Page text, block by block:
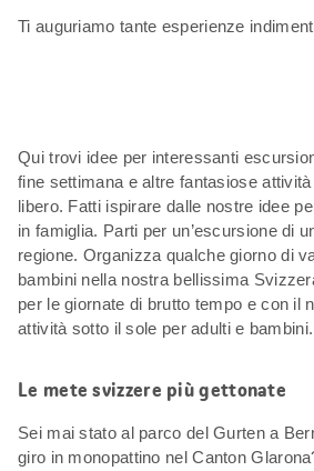
Ti auguriamo tante esperienze
Qui trovi idee per interessanti
fine settimana e altre fantasiose
libero. Fatti ispirare dalle nostre idee
in famiglia. Parti per un’escursione di
regione. Organizza qualche giorno di
bambini nella nostra bellissima
per le giornate di brutto tempo e con il
attività sotto il sole per adulti e bambini.
Le mete svizzere più gettonate
Sei mai stato al parco del Gurten a
giro in monopattino nel Canton